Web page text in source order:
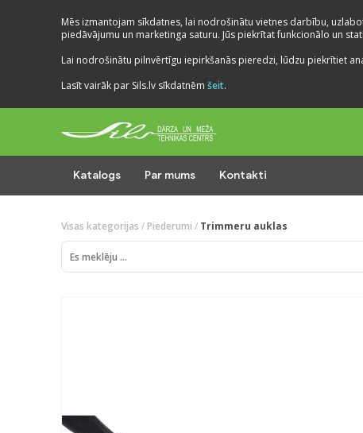
Mēs izmantojam sīkdatnes, lai nodrošinātu vietnes darbību,
piedāvājumu un marketinga saturu. Jūs piekrītat funkcionālo un
Lai nodrošinātu pilnvērtīgu iepirkšanās pieredzi, lūdzu piekrītiet
Lasīt vairāk par Sils.lv sīkdatnēm šeit.
Katalogs Par mums Kontakti
Visas kategorijas / Piederumi / Trimmeru auklas